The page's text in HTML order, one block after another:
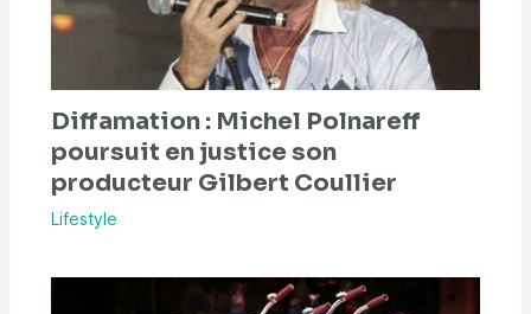
Diffamation : Michel Polnareff
poursuit en justice son
producteur Gilbert Coullier
Lifestyle